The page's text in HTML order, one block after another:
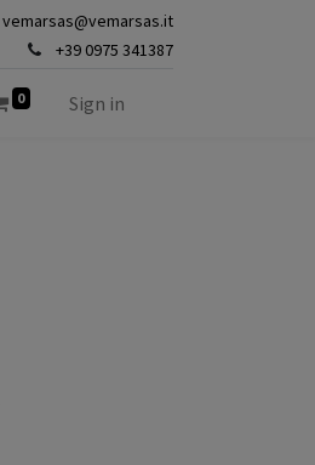
vemarsas@vemarsas.it
+39 0975 341387
0 Sign in